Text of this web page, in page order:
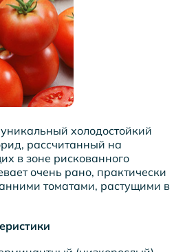
холодостойкий
рассчитанный на
в зоне рискованного
очень рано, практически
томатами, растущими в